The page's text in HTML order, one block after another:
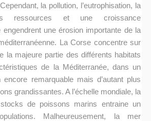
la pollution, l’eutrophisation, la
ressources et une croissance
engendrent une érosion importante de la
La Corse concentre sur
la majeure partie des différents habitats
de la Méditerranée, dans un
remarquable mais d’autant plus
grandissantes. A l’échelle mondiale, la
de poissons marins entraine un
Malheureusement, la mer